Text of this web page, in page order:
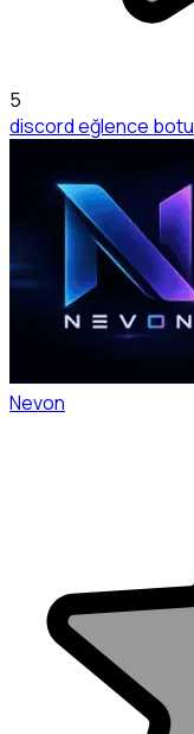
5
discord eğlence botu
Nevon